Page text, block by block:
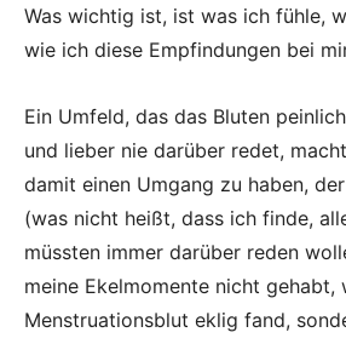
Was wichtig ist, ist was ich fühle,
wie ich diese Empfindungen bei
Ein Umfeld, das das Bluten
und lieber nie darüber redet,
damit einen Umgang zu haben,
(was nicht heißt, dass ich finde,
müssten immer darüber reden
meine Ekelmomente nicht gehabt,
Menstruationsblut eklig fand,